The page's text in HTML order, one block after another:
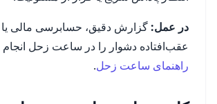
در عمل: گزارش دقیق، حسابرسی مالی یا
عقب‌افتاده دشوار را در ساعت زحل انجام
راهنمای ساعت زحل.